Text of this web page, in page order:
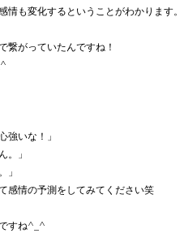
情も変化するということがわかります。
繋がっていたんですね！
強いな！」
。」
」
感情の予測をしてみてください笑
すね^_^